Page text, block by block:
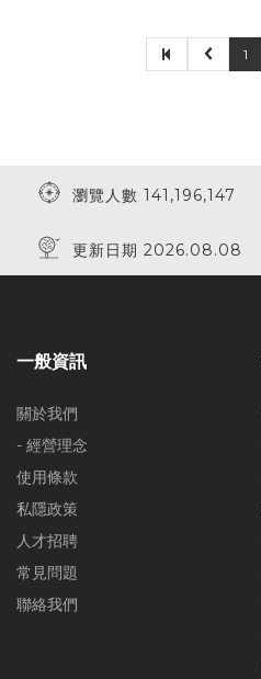
1
瀏覽人數 141,196,147
更新日期 2026.08.08
一般資訊
關於我們
- 經營理念
使用條款
私隱政策
人才招聘
常見問題
聯絡我們